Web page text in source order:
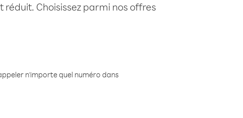
Choisissez parmi nos offres
n'importe quel numéro dans